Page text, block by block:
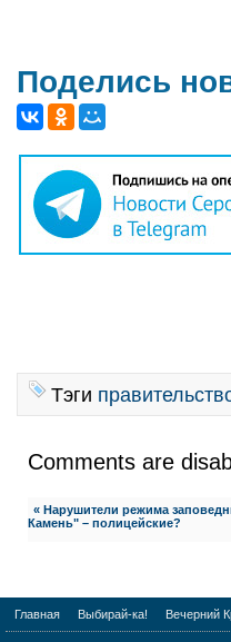
Поделись
Тэги
Comments are
« Нарушители режима
Камень" – полицейские?
Главная Выбирай-ка! Вечерний